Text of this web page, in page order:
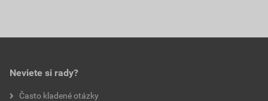
Neviete si rady?
Často kladené otázky